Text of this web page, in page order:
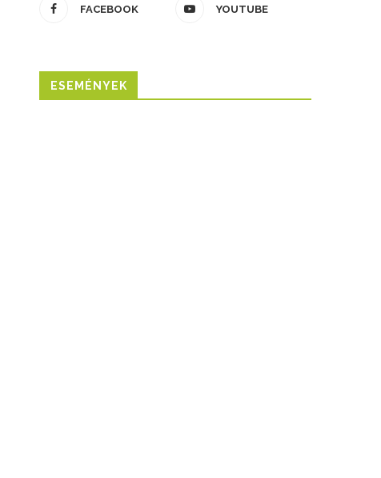
FACEBOOK YOUTUBE
ESEMÉNYEK